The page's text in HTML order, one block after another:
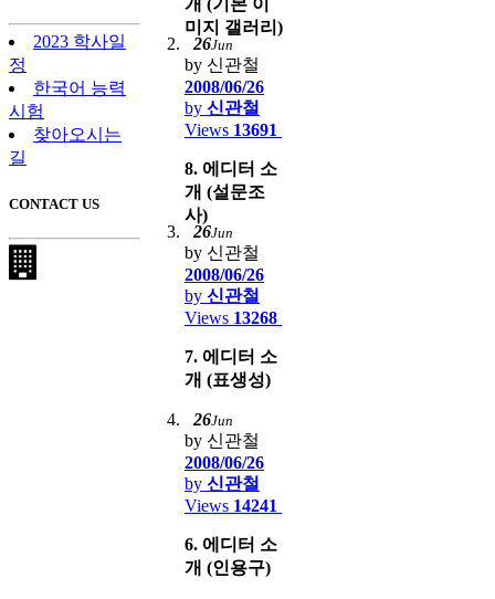
개 (기본 이
미지 갤러리)
26Jun
by 신관철
2008/06/26
by 신관철
Views 13691
8. 에디터 소
개 (설문조
사)
26Jun
by 신관철
2008/06/26
by 신관철
Views 13268
7. 에디터 소
개 (표생성)
26Jun
by 신관철
2008/06/26
by 신관철
Views 14241
6. 에디터 소
개 (인용구)
2023 학사일
정
한국어 능력
시험
찾아오시는
길
CONTACT US